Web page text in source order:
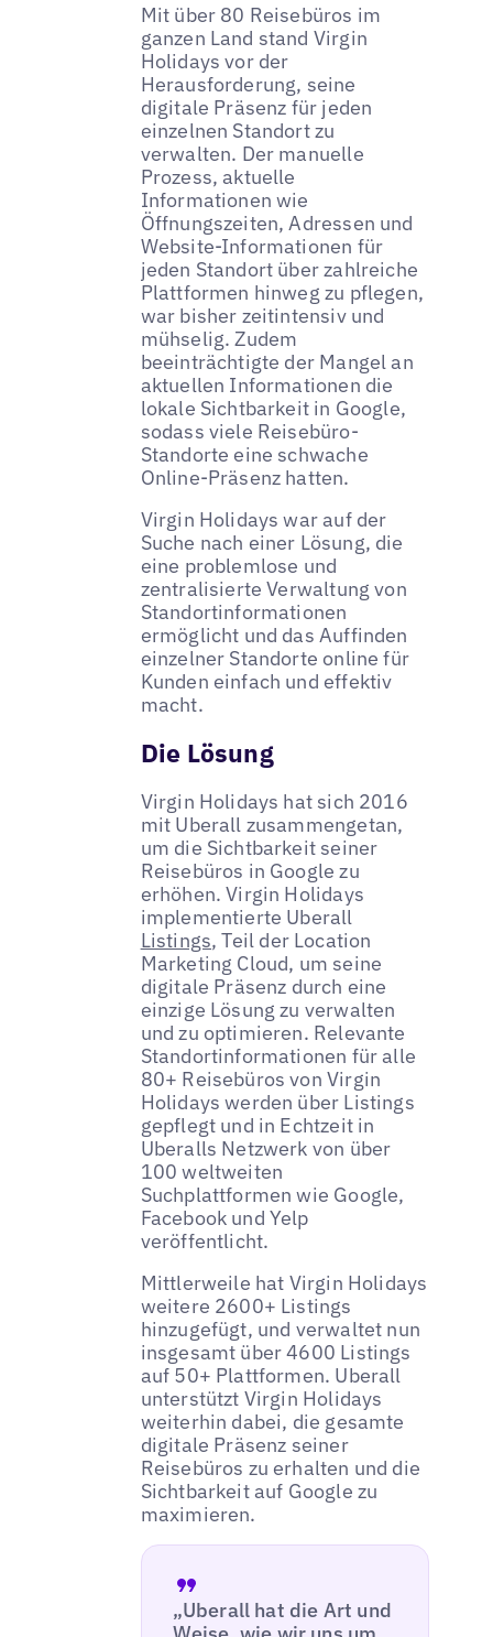
Mit über 80 Reisebüros im
ganzen Land stand Virgin
Holidays vor der
Herausforderung, seine
digitale Präsenz für jeden
einzelnen Standort zu
verwalten. Der manuelle
Prozess, aktuelle
Informationen wie
Öffnungszeiten, Adressen und
Website-Informationen für
jeden Standort über zahlreiche
Plattformen hinweg zu pflegen,
war bisher zeitintensiv und
mühselig. Zudem
beeinträchtigte der Mangel an
aktuellen Informationen die
lokale Sichtbarkeit in Google,
sodass viele Reisebüro-
Standorte eine schwache
Online-Präsenz hatten.
Virgin Holidays war auf der
Suche nach einer Lösung, die
eine problemlose und
zentralisierte Verwaltung von
Standortinformationen
ermöglicht und das Auffinden
einzelner Standorte online für
Kunden einfach und effektiv
macht.
Die Lösung
Virgin Holidays hat sich 2016
mit Uberall zusammengetan,
um die Sichtbarkeit seiner
Reisebüros in Google zu
erhöhen. Virgin Holidays
implementierte Uberall
Listings, Teil der Location
Marketing Cloud, um seine
digitale Präsenz durch eine
einzige Lösung zu verwalten
und zu optimieren. Relevante
Standortinformationen für alle
80+ Reisebüros von Virgin
Holidays werden über Listings
gepflegt und in Echtzeit in
Uberalls Netzwerk von über
100 weltweiten
Suchplattformen wie Google,
Facebook und Yelp
veröffentlicht.
Mittlerweile hat Virgin Holidays
weitere 2600+ Listings
hinzugefügt, und verwaltet nun
insgesamt über 4600 Listings
auf 50+ Plattformen. Uberall
unterstützt Virgin Holidays
weiterhin dabei, die gesamte
digitale Präsenz seiner
Reisebüros zu erhalten und die
Sichtbarkeit auf Google zu
maximieren.
„Uberall hat die Art und